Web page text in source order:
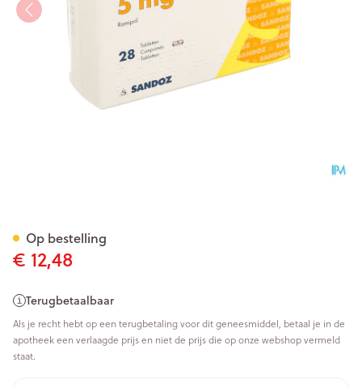
€ 12,48
Terugbetaalbaar
Als je recht hebt op een terugbetaling voor dit geneesmiddel, betaal je in de
apotheek een verlaagde prijs en niet de prijs die op onze webshop vermeld
staat.
Op bestelling